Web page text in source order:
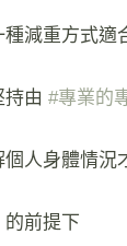
減重方式適
持由 #專業的
人身體情況
前提下